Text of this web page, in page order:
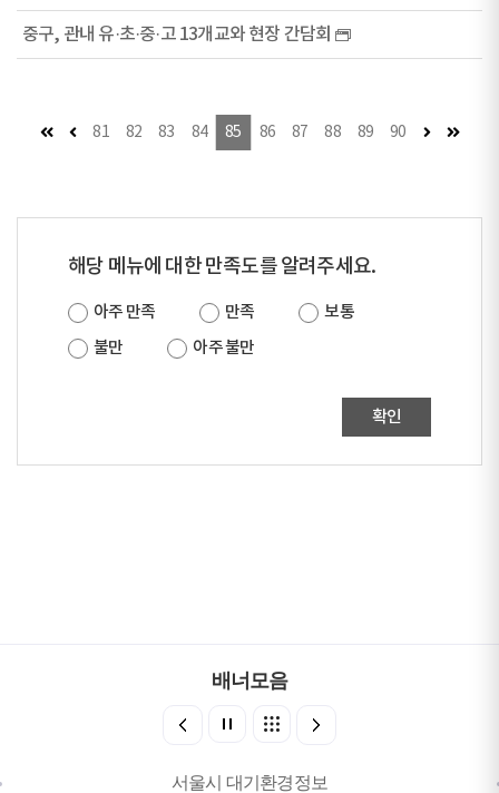
중구, 관내 유·초·중·고 13개교와 현장 간담회
첫 페이지
이전 페이지
81 82 83 84 85 86 87 88 89 90 다음 페이지
마지
해당 메뉴에 대한 만족도를 알려주세요.
아주 만족 만족
보통
불만
아주 불만
확인
배너모음
서울시 대기환경정보